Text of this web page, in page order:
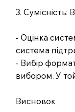
3. Сумісність:
- Оцінка
система
- Вибір
вибором. У
Висновок